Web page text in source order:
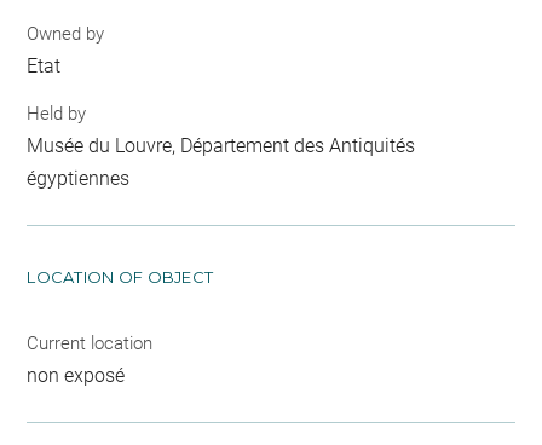
Owned by
Etat
Held by
Musée du Louvre, Département des Antiquités
égyptiennes
LOCATION OF OBJECT
Current location
non exposé